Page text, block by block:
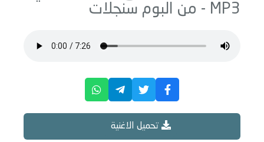
MP3 - من البوم
سنجلات
تحميل الاغنية